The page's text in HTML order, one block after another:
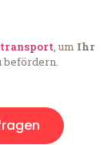
, um Ihr
befördern.